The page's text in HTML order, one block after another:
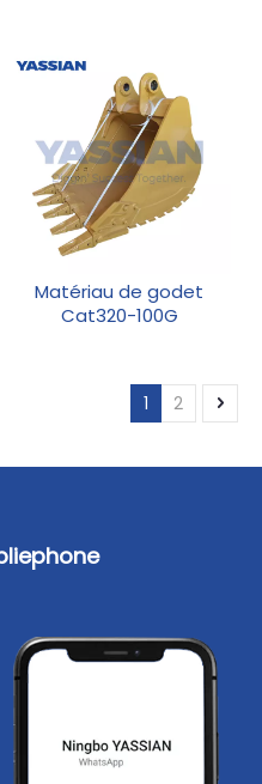
construction boîtier
Matériau de godet
Cat320-100G
1 2